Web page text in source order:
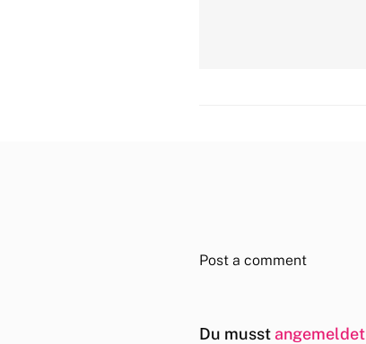
Post a comment
Du musst angemeldet